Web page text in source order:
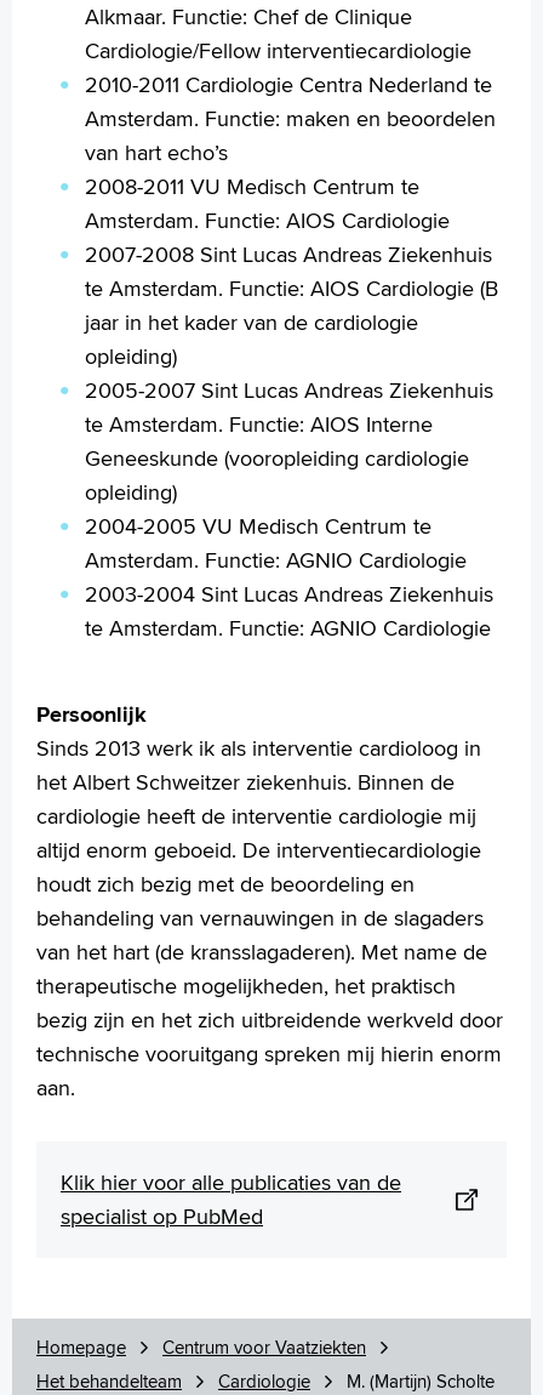
Alkmaar. Functie: Chef de Clinique
Cardiologie/Fellow interventiecardiologie
2010-2011 Cardiologie Centra Nederland te
Amsterdam. Functie: maken en beoordelen
van hart echo’s
2008-2011 VU Medisch Centrum te
Amsterdam. Functie: AIOS Cardiologie
2007-2008 Sint Lucas Andreas Ziekenhuis
te Amsterdam. Functie: AIOS Cardiologie (B
jaar in het kader van de cardiologie
opleiding)
2005-2007 Sint Lucas Andreas Ziekenhuis
te Amsterdam. Functie: AIOS Interne
Geneeskunde (vooropleiding cardiologie
opleiding)
2004-2005 VU Medisch Centrum te
Amsterdam. Functie: AGNIO Cardiologie
2003-2004 Sint Lucas Andreas Ziekenhuis
te Amsterdam. Functie: AGNIO Cardiologie
Persoonlijk
Sinds 2013 werk ik als interventie cardioloog in
het Albert Schweitzer ziekenhuis. Binnen de
cardiologie heeft de interventie cardiologie mij
altijd enorm geboeid. De interventiecardiologie
houdt zich bezig met de beoordeling en
behandeling van vernauwingen in de slagaders
van het hart (de kransslagaderen). Met name de
therapeutische mogelijkheden, het praktisch
bezig zijn en het zich uitbreidende werkveld door
technische vooruitgang spreken mij hierin enorm
aan.
Klik hier voor alle publicaties van de
specialist op PubMed
Homepage
Centrum voor Vaatziekten
Het behandelteam
Cardiologie M. (Martijn) Scholte